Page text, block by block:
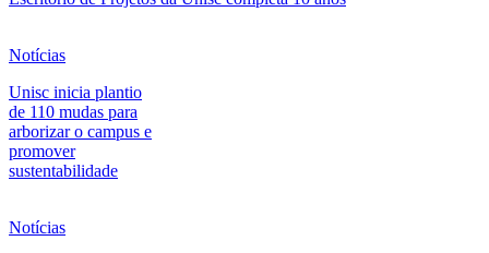
Notícias
Unisc inicia plantio
de 110 mudas para
arborizar o campus e
promover
sustentabilidade
Notícias